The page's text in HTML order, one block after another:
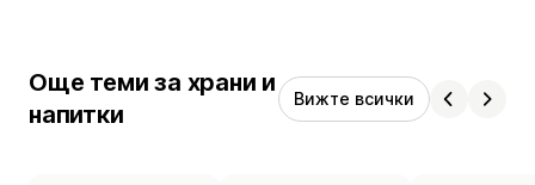
Още теми за храни и
напитки
Вижте всички